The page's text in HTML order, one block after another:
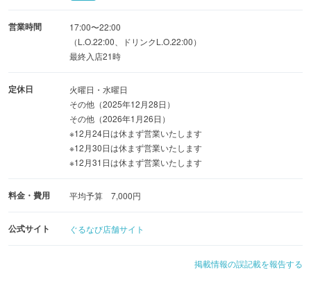
営業時間
17:00〜22:00
（L.O.22:00、ドリンクL.O.22:00）
最終入店21時
定休日
火曜日・水曜日
その他（2025年12月28日）
その他（2026年1月26日）
※12月24日は休まず営業いたします
※12月30日は休まず営業いたします
※12月31日は休まず営業いたします
料金・費用 平均予算 7,000円
公式サイト ぐるなび店舗サイト
掲載情報の誤記載を報告する